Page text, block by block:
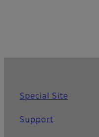
Special Site
Support